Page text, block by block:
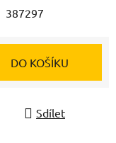
387297
DO KOŠÍKU
Sdílet